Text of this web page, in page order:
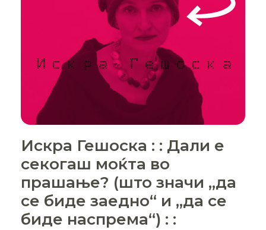
Искра Гешоска : : Дали е
секогаш моќта во
прашање? (што значи „да
се биде заедно“ и „да се
биде наспрема“) : :